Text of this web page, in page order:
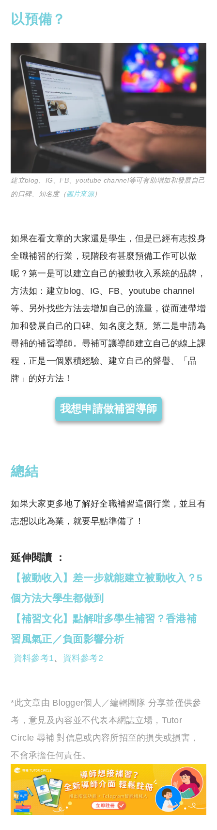
以預備？
建立blog、IG、FB、youtube channel等可有助增加和發展自己
的口碑、知名度（圖片來源）
如果在看文章的大家還是學生，但是已經有志投身
全職補習的行業，現階段有甚麼預備工作可以做
呢？第一是可以建立自己的被動收入系統的品牌，
方法如：建立blog、IG、FB、youtube channel
等。另外找些方法去增加自己的流量，從而連帶增
加和發展自己的口碑、知名度之類。第二是申請為
尋補的補習導師。尋補可讓導師建立自己的線上課
程，正是一個累積經驗、建立自己的聲譽、「品
牌」的好方法！
我想申請做補習導師
總結
如果大家更多地了解好全職補習這個行業，並且有
志想以此為業，就要早點準備了！
延伸閱讀 ：
【被動收入】差一步就能建立被動收入？5
個方法大學生都做到
【補習文化】點解咁多學生補習？香港補
習風氣正／負面影響分析
資料參考1、 資料參考2
*此文章由 Blogger個人／編輯團隊 分享並僅供參
考，意見及內容並不代表本網誌立場，Tutor
Circle 尋補 對信息或內容所招至的損失或損害，
不會承擔任何責任。